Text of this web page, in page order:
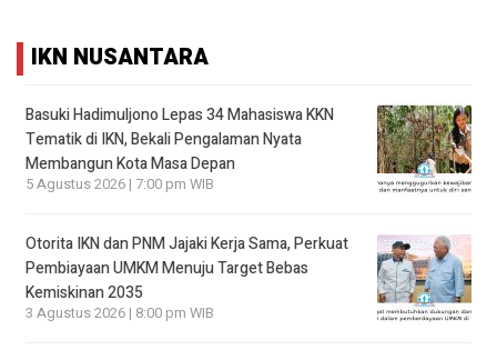
IKN NUSANTARA
Basuki Hadimuljono Lepas 34 Mahasiswa KKN
Tematik di IKN, Bekali Pengalaman Nyata
Membangun Kota Masa Depan
5 Agustus 2026 | 7:00 pm WIB
Otorita IKN dan PNM Jajaki Kerja Sama, Perkuat
Pembiayaan UMKM Menuju Target Bebas
Kemiskinan 2035
3 Agustus 2026 | 8:00 pm WIB